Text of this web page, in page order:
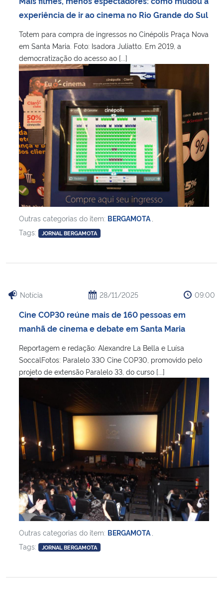
Ministério da Saúde
Ministério de Minas e Energia
Ministério da Ciência, Tecnologia, Inovações e Comunicações
Ministério do Meio Ambiente
Ministério do Turismo
Ministério do Desenvolvimento Regional
Controladoria-Geral da União
Ministério da Mulher, da Família e dos Direitos Humanos
Gabinete de Segurança Institucional
Advocacia-Geral da União
Banco Central do Brasil
Planalto
experiência de ir ao cinema no Rio Grande do Sul
Totem para compra de ingressos no Cinépolis Praça Nova
em Santa Maria. Foto: Isadora Juliatto. Em 2019, a
democratização do acesso ao [...]
Outras categorias do item: BERGAMOTA
Tags:
JORNAL BERGAMOTA
Notícia 28/11/2025 09:00
Cine COP30 reúne mais de 160 pessoas em
manhã de cinema e debate em Santa Maria
Reportagem e redação: Alexandre La Bella e Luísa
SoccalFotos: Paralelo 33O Cine COP30, promovido pelo
projeto de extensão Paralelo 33, do curso [...]
Outras categorias do item: BERGAMOTA
Tags:
JORNAL BERGAMOTA